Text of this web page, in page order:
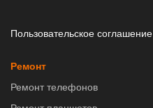
Пользовательское соглашение
Ремонт
Ремонт телефонов